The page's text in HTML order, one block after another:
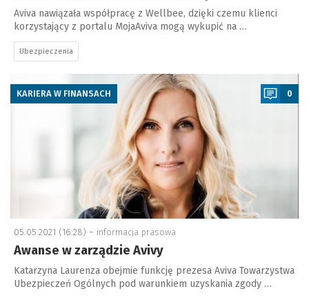
Aviva nawiązała współpracę z Wellbee, dzięki czemu klienci
korzystający z portalu MojaAviva mogą wykupić na …
Ubezpieczenia
KARIERA W FINANSACH 0
05.05.2021 (16:28) – informacja prasowa
Awanse w zarządzie Avivy
Katarzyna Laurenza obejmie funkcję prezesa Aviva Towarzystwa
Ubezpieczeń Ogólnych pod warunkiem uzyskania zgody …